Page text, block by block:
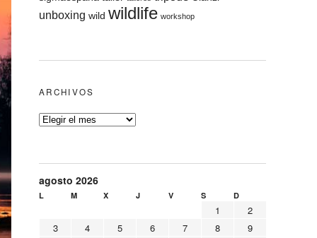
unboxing wild wildlife workshop
ARCHIVOS
agosto 2026
L M X J V S D
1
2
3
4 5 6 7 8
9